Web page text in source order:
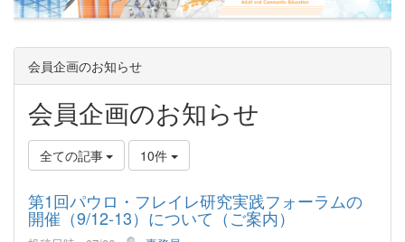
会員企画のお知らせ
会員企画のお知らせ
全ての記事 10件
第1回パウロ・フレイレ研究実践フォーラムの
開催（9/12-13）について（ご案内）